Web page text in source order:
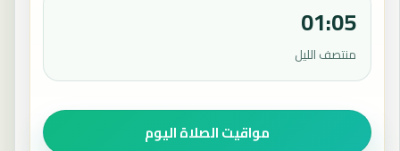
01:05
منتصف الليل
مواقيت الصلاة اليوم